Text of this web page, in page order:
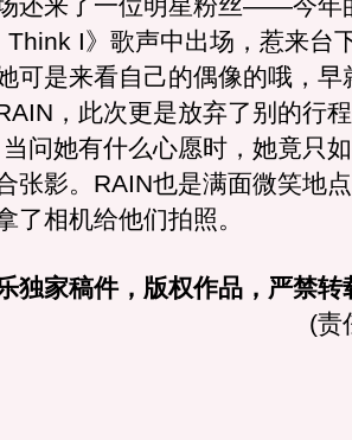
来了一位明星粉丝——今年
Think I》歌声中出场，惹来台
可是来看自己的偶像的哦，早
，此次更是放弃了别的行
问她有什么心愿时，她竟只
张影。RAIN也是满面微笑地
了相机给他们拍照。
家稿件，版权作品，严禁转
(责